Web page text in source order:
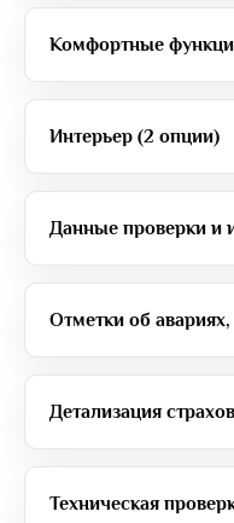
Комфортные
Интерьер (2 опции)
Данные проверки и
Отметки об
Детализация
Техническая